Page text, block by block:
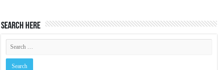
Search Here